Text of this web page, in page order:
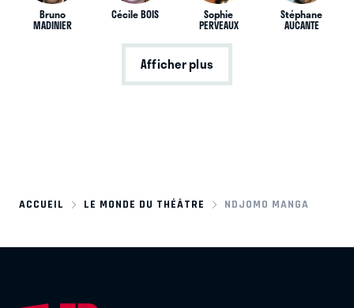
Bruno
MADINIER
Cécile BOIS Sophie
PERVEAUX
Stéphane
AUCANTE
Afficher plus
ACCUEIL LE MONDE DU THÉÂTRE NDJOMO MANGA